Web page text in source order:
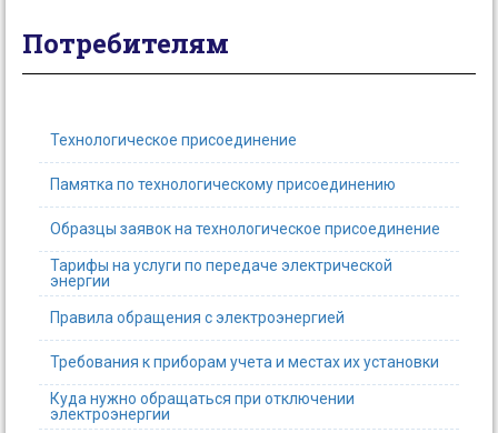
Потребителям
Технологическое присоединение
Памятка по технологическому присоединению
Образцы заявок на технологическое присоединение
Тарифы на услуги по передаче электрической
энергии
Правила обращения с электроэнергией
Требования к приборам учета и местах их установки
Куда нужно обращаться при отключении
электроэнергии